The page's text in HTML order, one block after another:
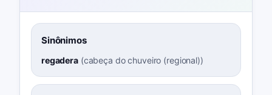
Sinônimos
regadera(cabeça do chuveiro (regional))